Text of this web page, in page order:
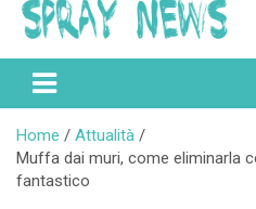
Spraynews.it
Home
Attualità
Muffa dai muri, come eliminarla
fantastico